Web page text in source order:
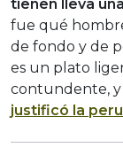
tienen lleva
fue qué
de fondo y de
es un plato
contundente, y
justificó la